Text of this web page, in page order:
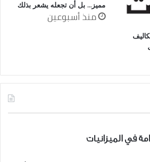
تكاليف
مميز… بل أن تجعله يشعر بذلك
منذ أسبوعين
في الميزانيات